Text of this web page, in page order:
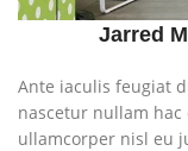
Jarred
Ante iaculis feugiat
nascetur nullam
ullamcorper nisl eu